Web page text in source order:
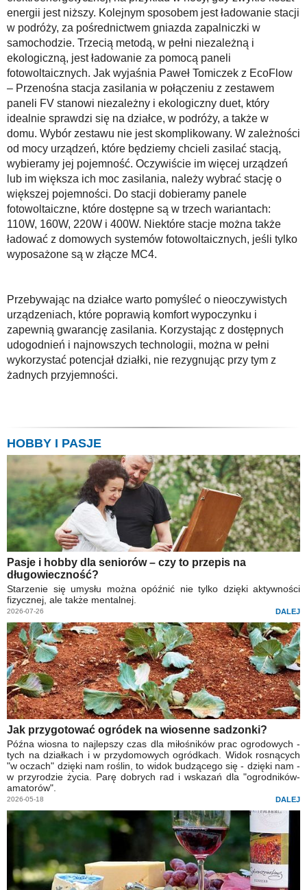
energii jest niższy. Kolejnym sposobem jest ładowanie stacji
w podróży, za pośrednictwem gniazda zapalniczki w
samochodzie. Trzecią metodą, w pełni niezależną i
ekologiczną, jest ładowanie za pomocą paneli
fotowoltaicznych. Jak wyjaśnia Paweł Tomiczek z EcoFlow
– Przenośna stacja zasilania w połączeniu z zestawem
paneli FV stanowi niezależny i ekologiczny duet, który
idealnie sprawdzi się na działce, w podróży, a także w
domu. Wybór zestawu nie jest skomplikowany. W zależności
od mocy urządzeń, które będziemy chcieli zasilać stacją,
wybieramy jej pojemność. Oczywiście im więcej urządzeń
lub im większa ich moc zasilania, należy wybrać stację o
większej pojemności. Do stacji dobieramy panele
fotowoltaiczne, które dostępne są w trzech wariantach:
110W, 160W, 220W i 400W. Niektóre stacje można także
ładować z domowych systemów fotowoltaicznych, jeśli tylko
wyposażone są w złącze MC4.
Przebywając na działce warto pomyśleć o nieoczywistych
urządzeniach, które poprawią komfort wypoczynku i
zapewnią gwarancję zasilania. Korzystając z dostępnych
udogodnień i najnowszych technologii, można w pełni
wykorzystać potencjał działki, nie rezygnując przy tym z
żadnych przyjemności.
HOBBY I PASJE
Pasje i hobby dla seniorów – czy to przepis na
długowieczność?
Starzenie się umysłu można opóźnić nie tylko dzięki aktywności
fizycznej, ale także mentalnej.
2026-07-26 DALEJ
Jak przygotować ogródek na wiosenne sadzonki?
Późna wiosna to najlepszy czas dla miłośników prac ogrodowych -
tych na działkach i w przydomowych ogródkach. Widok rosnących
"w oczach" dzięki nam roślin, to widok budzącego się - dzięki nam -
w przyrodzie życia. Parę dobrych rad i wskazań dla "ogrodników-
amatorów".
2026-05-18 DALEJ